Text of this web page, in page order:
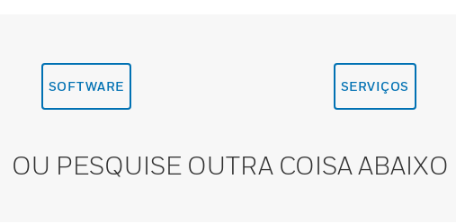
SOFTWARE SERVIÇOS
OU PESQUISE OUTRA COISA ABAIXO